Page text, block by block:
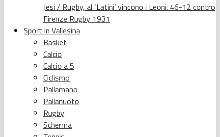
Jesi / Rugby, al ‘Latini’ vincono i Leoni: 46-12 contro
Firenze Rugby 1931
Sport in Vallesina
Basket
Calcio
Calcio a 5
Ciclismo
Pallamano
Pallanuoto
Rugby
Scherma